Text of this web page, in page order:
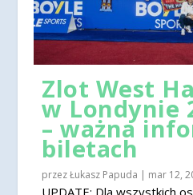
Zlot West
w Londynie
– ważna
biletach
przezŁukasz Papuda | mar 12,
UPDATE: Dla wszystkich